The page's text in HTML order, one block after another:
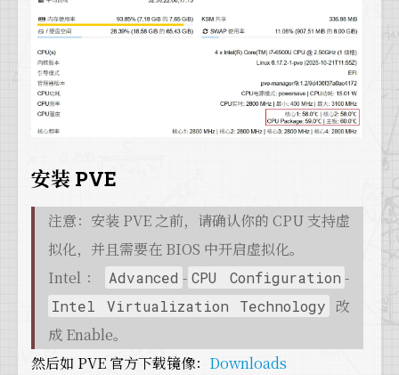
安装 PVE
注意：安装 PVE 之前，请确认你的 CPU 支持虚
拟化，并且需要在 BIOS 中开启虚拟化。
Intel：
Advanced - CPU Configuration -
Intel Virtualization Technology 改
成 Enable。
然后如 PVE 官方下载镜像： Downloads